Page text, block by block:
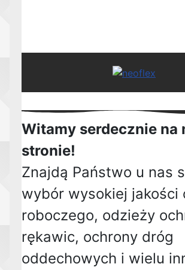
Witamy serdecznie na
stronie!
Znajdą Państwo u nas
wybór wysokiej jakości
roboczego, odzieży
rękawic, ochrony dróg
oddechowych i wielu